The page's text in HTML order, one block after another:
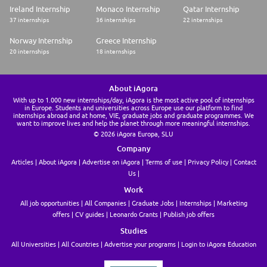
allowance, or financial support will be provided in accordance with
applicable local laws, regulations, and GSK site policies. More detailed
d'une opportunité de stage/alternance temporaire axée sur le
développement professionnel. Tout remboursement, bourse, indemnité
ou soutien financier sera accordé conformément aux lois et
Des informations plus détaillées seront fournies au cours du processus
If you have a disability and require assistance during the course of the
selection process, you will have the opportunity to let us know what
specific assistance you require in order to make suitable arrangements.
Uniting science, technology and talent to get ahead of disease together.
GSK is a global biopharma company with a purpose to unite science,
technology and talent to get ahead of disease together. We aim to
positively impact the health of 2.5 billion people by the end of the
decade, as a successful, growing company where people can thrive. We
get ahead of disease by preventing and treating it with innovation in
specialty medicines and vaccines. We focus on four therapeutic areas:
respiratory, immunology and inflammation; oncology; HIV; and infectious
diseases - to impact health at scale.
Ireland Internship
37 internships
Monaco Internship
36 internships
Qatar Internship
22 internships
Norway Internship
20 internships
Greece Internship
18 internships
About iAgora
With up to 1.000 new internships/day, iAgora is the most active pool of internships
in Europe. Students and universities across Europe use our platform to find
internships abroad and at home, VIE, graduate jobs and graduate programmes. We
want to improve lives and help the planet through more meaningful internships.
© 2026 iAgora Europa, SLU
Company
Articles About iAgora Advertise on iAgora Terms of use Privacy Policy
Contact
Us
Work
All job opportunities All Companies Graduate Jobs Internships
Marketing
offers
CV guides Leonardo Grants Publish job offers
Studies
All Universities All Countries Advertise your programs Login to iAgora Education